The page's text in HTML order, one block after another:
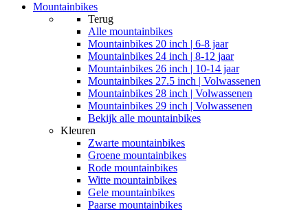
Mountainbikes
Terug
Alle mountainbikes
Mountainbikes 20 inch | 6-8 jaar
Mountainbikes 24 inch | 8-12 jaar
Mountainbikes 26 inch | 10-14 jaar
Mountainbikes 27.5 inch | Volwassenen
Mountainbikes 28 inch | Volwassenen
Mountainbikes 29 inch | Volwassenen
Bekijk alle mountainbikes
Kleuren
Zwarte mountainbikes
Groene mountainbikes
Rode mountainbikes
Witte mountainbikes
Gele mountainbikes
Paarse mountainbikes